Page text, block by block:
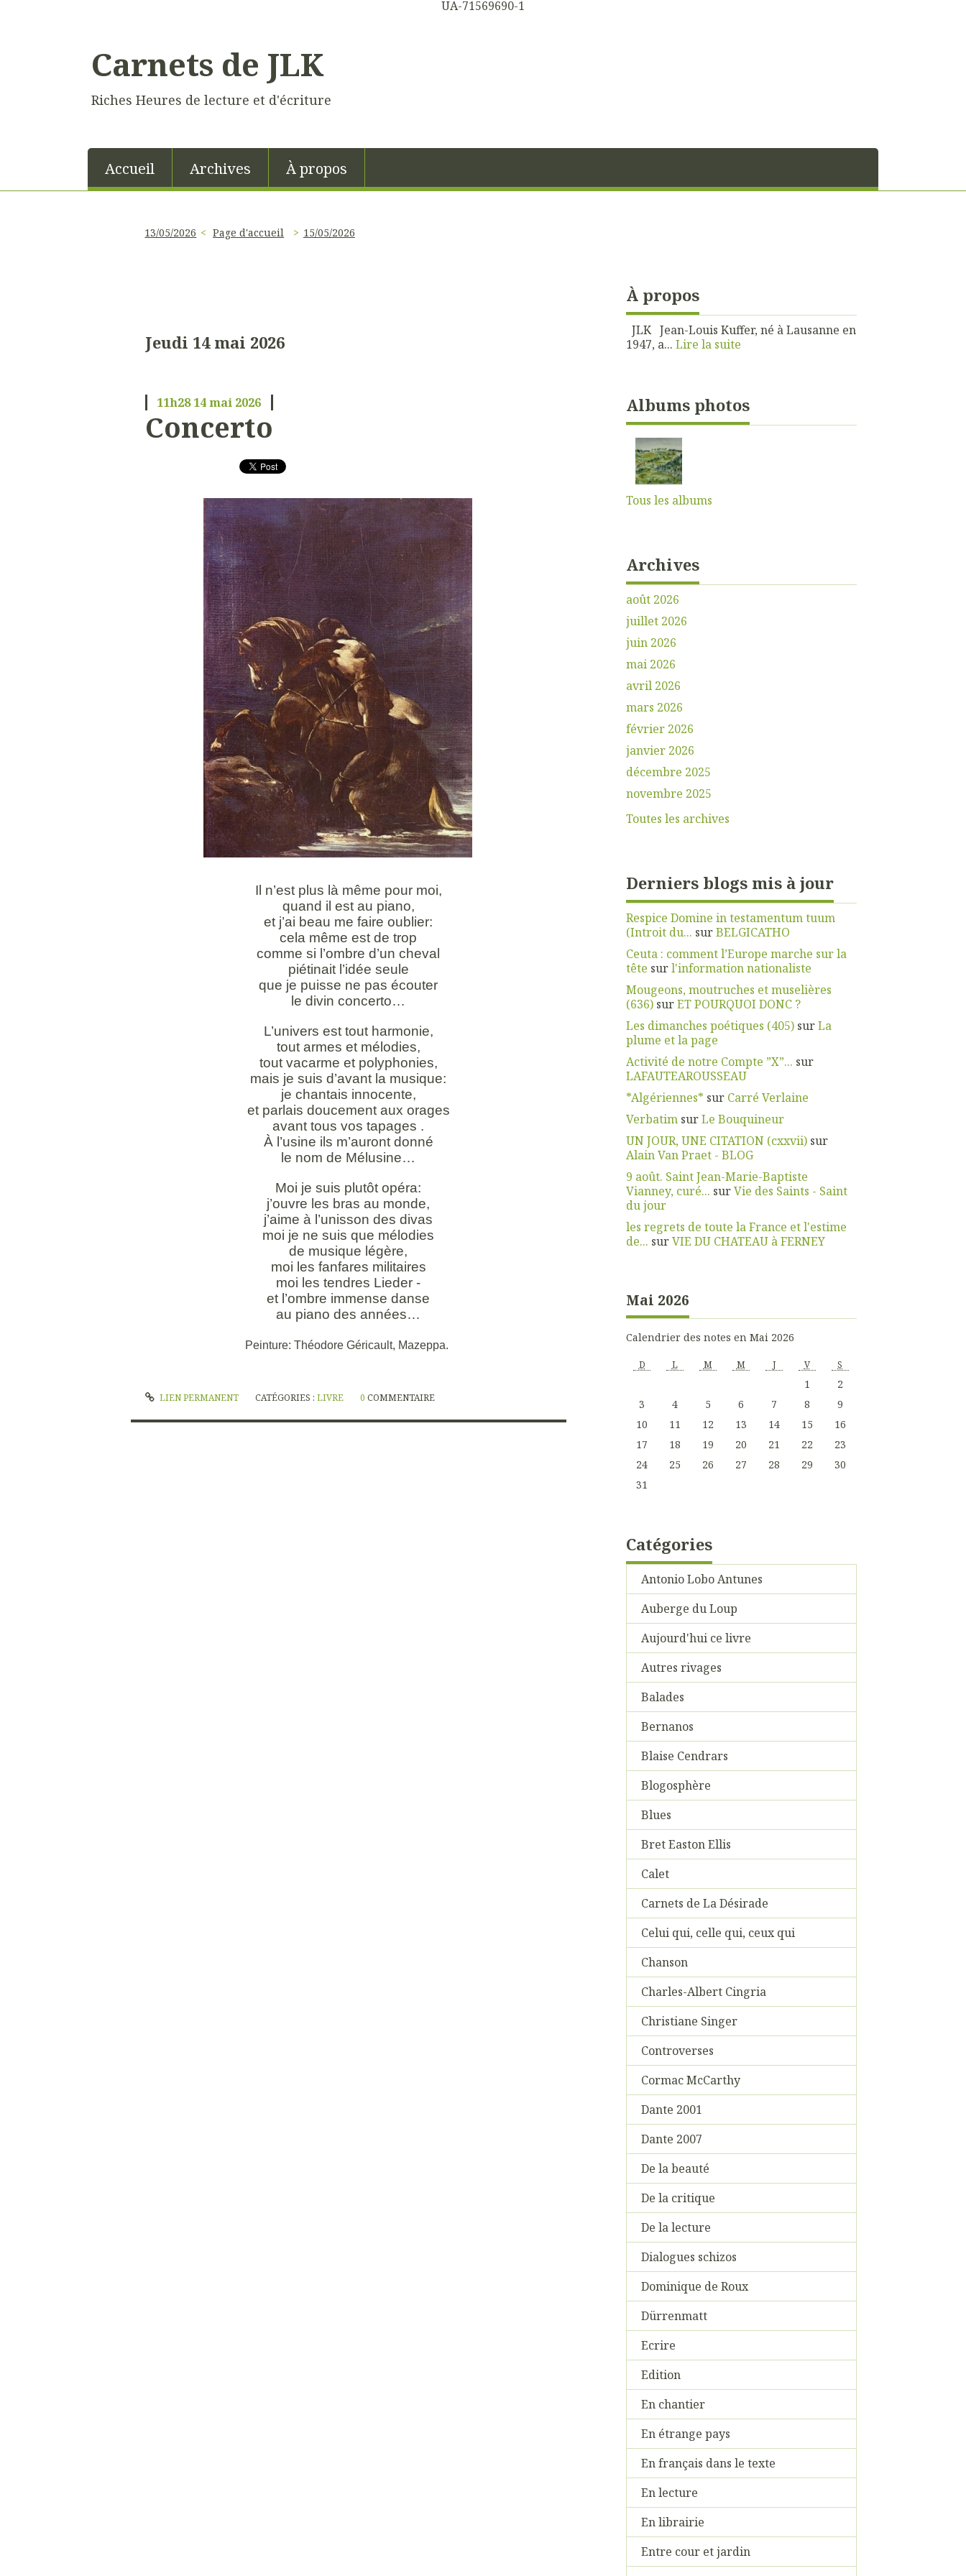
UA-71569690-1
Carnets de JLK
Riches Heures de lecture et d'écriture
Accueil Archives À propos
13/05/2026 Page d'accueil 15/05/2026
Jeudi 14 mai 2026
11h28 14mai 2026
Concerto
Il n’est plus là même pour moi,
quand il est au piano,
et j’ai beau me faire oublier:
cela même est de trop
comme si l’ombre d’un cheval
piétinait l’idée seule
que je puisse ne pas écouter
le divin concerto…
L’univers est tout harmonie,
tout armes et mélodies,
tout vacarme et polyphonies,
mais je suis d’avant la musique:
je chantais innocente,
et parlais doucement aux orages
avant tous vos tapages .
À l’usine ils m’auront donné
le nom de Mélusine…
Moi je suis plutôt opéra:
j’ouvre les bras au monde,
j’aime à l’unisson des divas
moi je ne suis que mélodies
de musique légère,
moi les fanfares militaires
moi les tendres Lieder -
et l’ombre immense danse
au piano des années…
Peinture: Théodore Géricault, Mazeppa.
LIEN PERMANENT CATÉGORIES :LIVRE 0 COMMENTAIRE
À propos
JLK Jean-Louis Kuffer, né à Lausanne en
1947, a... Lire la suite
Albums photos
Tous les albums
Archives
août 2026
juillet 2026
juin 2026
mai 2026
avril 2026
mars 2026
février 2026
janvier 2026
décembre 2025
novembre 2025
Toutes les archives
Derniers blogs mis à jour
Respice Domine in testamentum tuum
(Introit du... surBELGICATHO
Ceuta : comment l’Europe marche sur la
tête surl'information nationaliste
Mougeons, moutruches et muselières
(636)surET POURQUOI DONC ?
Les dimanches poétiques (405)surLa
plume et la page
Activité de notre Compte ”X”... sur
LAFAUTEAROUSSEAU
*Algériennes* sur Carré Verlaine
VerbatimsurLe Bouquineur
UN JOUR, UNE CITATION (cxxvii)sur
Alain Van Praet - BLOG
9 août. Saint Jean-Marie-Baptiste
Vianney, curé... surVie des Saints - Saint
du jour
les regrets de toute la France et l'estime
de... surVIE DU CHATEAU à FERNEY
Mai 2026
Calendrier des notes en Mai 2026
D L M M J V S
1
2
3
4 5 6 7 8
9
10
11 12 13 14 15
16
17
18 19 20 21 22
23
24
25 26 27 28 29
30
31
Catégories
Antonio Lobo Antunes
Auberge du Loup
Aujourd'hui ce livre
Autres rivages
Balades
Bernanos
Blaise Cendrars
Blogosphère
Blues
Bret Easton Ellis
Calet
Carnets de La Désirade
Celui qui, celle qui, ceux qui
Chanson
Charles-Albert Cingria
Christiane Singer
Controverses
Cormac McCarthy
Dante 2001
Dante 2007
De la beauté
De la critique
De la lecture
Dialogues schizos
Dominique de Roux
Dürrenmatt
Ecrire
Edition
En chantier
En étrange pays
En français dans le texte
En lecture
En librairie
Entre cour et jardin